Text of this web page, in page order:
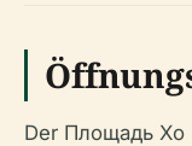
Der Площадь